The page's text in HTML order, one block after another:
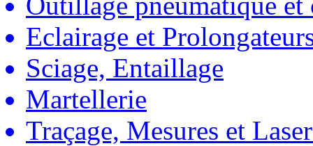
Eclairage et
Sciage, Entaillage
Martellerie
Traçage, Mesures et